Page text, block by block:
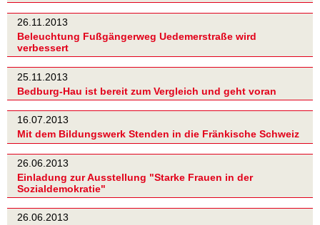
26.11.2013
Beleuchtung Fußgängerweg Uedemerstraße wird
verbessert
25.11.2013
Bedburg-Hau ist bereit zum Vergleich und geht voran
16.07.2013
Mit dem Bildungswerk Stenden in die Fränkische Schweiz
26.06.2013
Einladung zur Ausstellung "Starke Frauen in der
Sozialdemokratie"
26.06.2013